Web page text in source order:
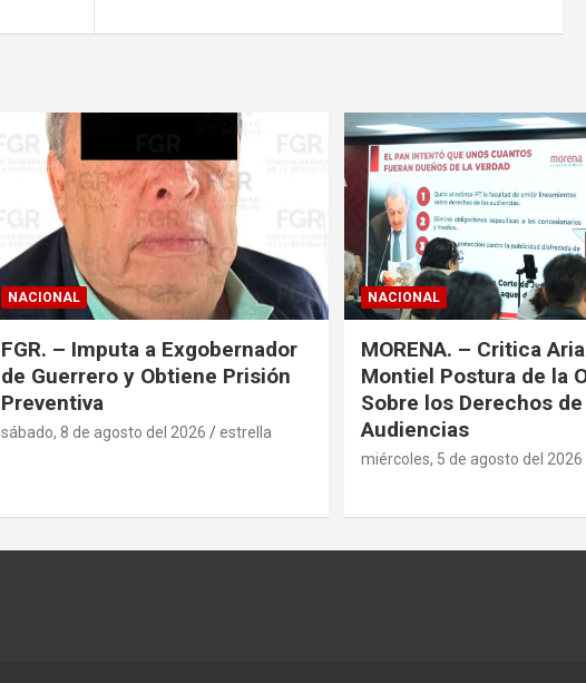
NACIONAL
FGR. – Imputa a Exgobernador
de Guerrero y Obtiene Prisión
Preventiva
sábado, 8 de agosto del 2026 estrella
NACIONAL
MORENA. – Critica
Montiel Postura de la
Sobre los Derechos
Audiencias
miércoles, 5 de agosto del 2026